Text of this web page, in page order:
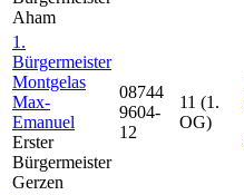
Aham
1.
Bürgermeister
Montgelas
Max-
Emanuel
Erster
Bürgermeister
Gerzen
08744
9604-
12
11 (1.
OG)